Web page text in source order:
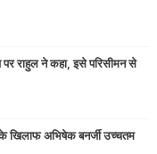
राहुल ने कहा, इसे परिसीमन से
खिलाफ अभिषेक बनर्जी उच्चतम